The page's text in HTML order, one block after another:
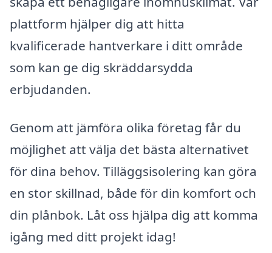
plattform hjälper dig att hitta
kvalificerade hantverkare i ditt område
som kan ge dig skräddarsydda
erbjudanden.
Genom att jämföra olika företag får du
möjlighet att välja det bästa alternativet
för dina behov. Tilläggsisolering kan göra
en stor skillnad, både för din komfort och
din plånbok. Låt oss hjälpa dig att komma
igång med ditt projekt idag!